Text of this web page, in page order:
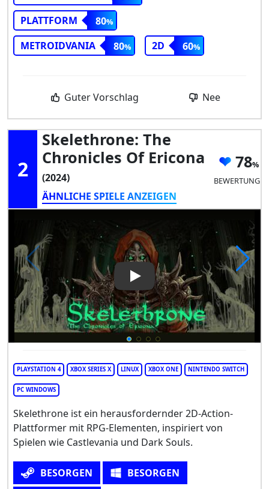
PLATTFORM
80
METROIDVANIA
80 2D 60
Guter Vorschlag Nee
2
Skelethrone: The
Chronicles Of Ericona
(2024)
ÄHNLICHE SPIELE ANZEIGEN
78
BEWERTUNG
Play Video: Skelethrone: The
PLAYSTATION 4 XBOX SERIES X LINUX XBOX ONE NINTENDO SWITCH
PC WINDOWS
Skelethrone ist ein herausfordernder 2D-Action-
Plattformer mit RPG-Elementen, inspiriert von
Spielen wie Castlevania und Dark Souls.
BESORGEN
BESORGEN